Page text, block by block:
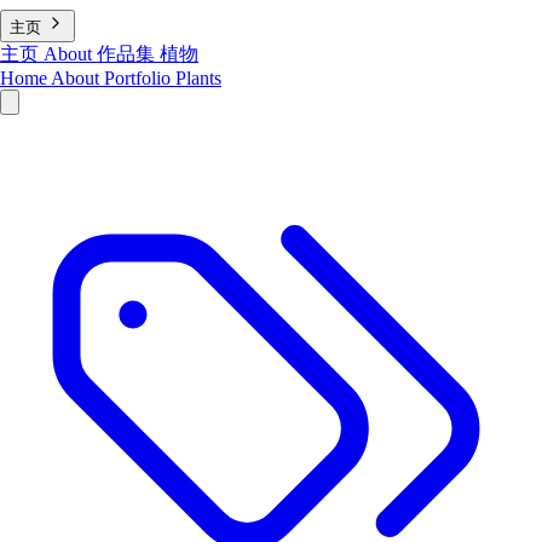
主页
主页 About 作品集 植物
Home About Portfolio Plants